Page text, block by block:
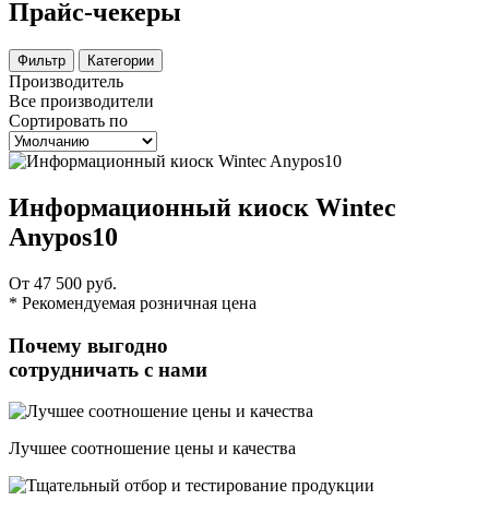
Прайс-чекеры
Фильтр Категории
Производитель
Все производители
Сортировать по
Информационный киоск Wintec
Anypos10
От 47 500 руб.
* Рекомендуемая розничная цена
Почему выгодно
сотрудничать с нами
Лучшее соотношение цены и качества